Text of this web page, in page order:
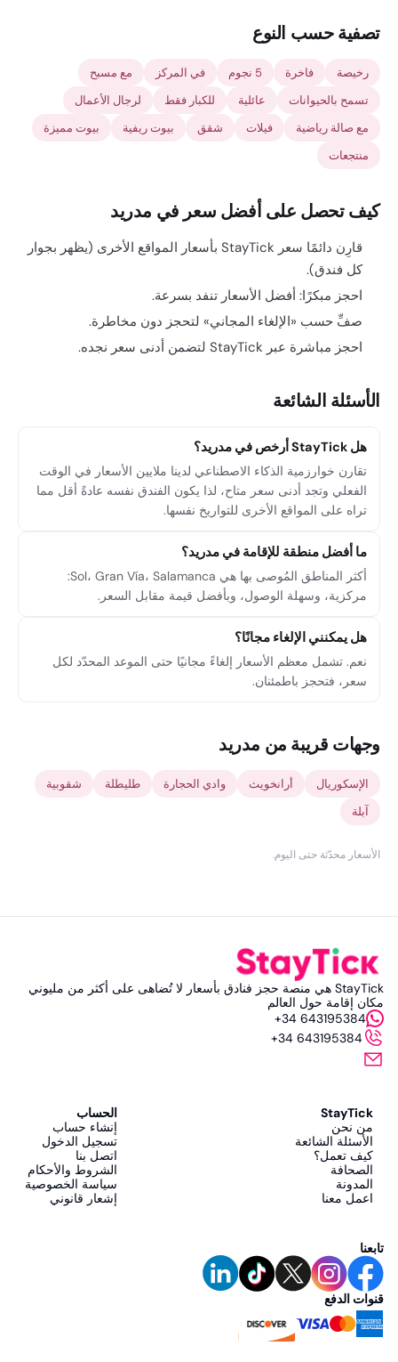
تصفية حسب النوع
رخيصة فاخرة 5 نجوم في المركز
مع مسبح
تسمح بالحيوانات
عائلية للكبار فقط
لرجال الأعمال
مع صالة رياضية
فيلات شقق بيوت ريفية
بيوت مميزة
منتجعات
كيف تحصل على أفضل سعر في مدريد
قارِن دائمًا سعر StayTick بأسعار المواقع الأخرى (يظهر بجوار
كل فندق).
احجز مبكرًا: أفضل الأسعار تنفد بسرعة.
صفِّ حسب «الإلغاء المجاني» لتحجز دون مخاطرة.
احجز مباشرة عبر StayTick لتضمن أدنى سعر نجده.
الأسئلة الشائعة
هل StayTick أرخص في مدريد؟
تقارن خوارزمية الذكاء الاصطناعي لدينا ملايين الأسعار في الوقت
الفعلي وتجد أدنى سعر متاح، لذا يكون الفندق نفسه عادةً أقل مما
تراه على المواقع الأخرى للتواريخ نفسها.
ما أفضل منطقة للإقامة في مدريد؟
أكثر المناطق المُوصى بها هي Sol، Gran Vía، Salamanca:
مركزية، وسهلة الوصول، وبأفضل قيمة مقابل السعر.
هل يمكنني الإلغاء مجانًا؟
نعم. تشمل معظم الأسعار إلغاءً مجانيًا حتى الموعد المحدّد لكل
سعر، فتحجز باطمئنان.
وجهات قريبة من مدريد
الإسكوريال أرانخويث وادي الحجارة طليطلة
شقوبية
آبلة
الأسعار محدّثة حتى اليوم.
StayTick هي منصة حجز فنادق بأسعار لا تُضاهى على أكثر من مليوني
مكان إقامة حول العالم
+34 643195384
+34 643195384
StayTick
من نحن
الأسئلة الشائعة
كيف تعمل؟
الصحافة
المدونة
اعمل معنا
الحساب
إنشاء حساب
تسجيل الدخول
اتصل بنا
الشروط والأحكام
سياسة الخصوصية
إشعار قانوني
تابعنا
قنوات الدفع